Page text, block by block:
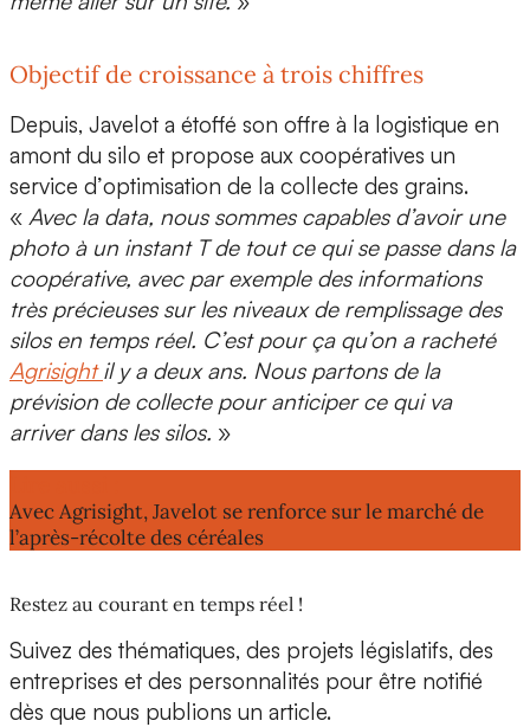
Objectif de croissance à trois chiffres
Depuis, Javelot a étoffé son offre à la logistique en
amont du silo et propose aux coopératives un
service d’optimisation de la collecte des grains.
« Avec la data, nous sommes capables d’avoir une
photo à un instant T de tout ce qui se passe dans la
coopérative, avec par exemple des informations
très précieuses sur les niveaux de remplissage des
silos en temps réel. C’est pour ça qu’on a racheté
Agrisight il y a deux ans. Nous partons de la
prévision de collecte pour anticiper ce qui va
arriver dans les silos. »
Avec Agrisight, Javelot se renforce sur le marché de
l’après-récolte des céréales
Restez au courant en temps réel !
Suivez des thématiques, des projets législatifs, des
entreprises et des personnalités pour être notifié
dès que nous publions un article.